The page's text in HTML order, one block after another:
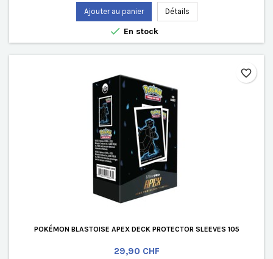
Ajouter au panier Détails
 En stock
POKÉMON BLASTOISE APEX DECK PROTECTOR SLEEVES 105
Prix
29,90 CHF
favorite_border